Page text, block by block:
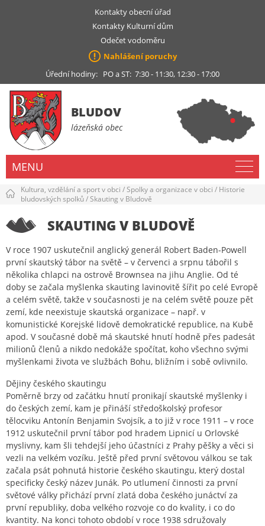
Kontakty obecní úřad
Kontakty Kulturní dům
Odečet vodoměru
Nahlášení poruchy
Úřední hodiny: PO a ST: 7:30 - 11:30, 12:30 - 17:00
BLUDOV
lázeňská obec
MENU
Kultura, vzdělání a sport v obci /Spolky a organizace v obci / Historie
bludovských spolků/Skauting v Bludově
SKAUTING V BLUDOVĚ
V roce 1907 uskutečnil anglický generál Robert Baden-Powell
první skautský tábor na světě – v červenci a srpnu tábořil s
několika chlapci na ostrově Brownsea na jihu Anglie. Od té
doby se začala myšlenka skauting lavinovitě šířit po celé Evropě
a celém světě, takže v současnosti je na celém světě pouze pět
zemí, kde neexistuje skautská organizace – např. v
komunistické Korejské lidově demokratické republice, na Kubě
apod. V současné době má skautské hnutí hodně přes padesát
milionů členů a nikdo nedokáže spočítat, koho všechno svými
myšlenkami života ve službách Bohu, bližním i sobě ovlivnilo.
Dějiny českého skautingu
Poměrně brzy od začátku hnutí pronikají skautské myšlenky i
do českých zemí, kam je přináší středoškolský profesor
tělocviku Antonín Benjamin Svojsík, a to již v roce 1911 – v roce
1912 uskutečnil první tábor pod hradem Lipnicí u Orlovské
myslivny, kam šli tehdejší jeho účastníci z Prahy pěšky a věci si
vezli na velkém vozíku. Ještě před první světovou válkou se tak
začala psát pohnutá historie českého skautingu, který dostal
specificky český název Junák. Po utlumení činnosti za první
světové války přichází první zlatá doba českého junáctví za
první republiky, doba velkého rozvoje co do kvality, i co do
kvantity. Na konci tohoto období v roce 1938 sdružovaly